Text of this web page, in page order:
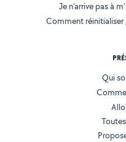
Je n'arrive pas à
Comment
Qui